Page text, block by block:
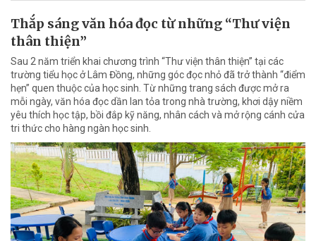
Thắp sáng văn hóa đọc từ những “Thư viện
thân thiện”
Sau 2 năm triển khai chương trình “Thư viện thân thiện” tại các
trường tiểu học ở Lâm Đồng, những góc đọc nhỏ đã trở thành “điểm
hẹn” quen thuộc của học sinh. Từ những trang sách được mở ra
mỗi ngày, văn hóa đọc dần lan tỏa trong nhà trường, khơi dậy niềm
yêu thích học tập, bồi đắp kỹ năng, nhân cách và mở rộng cánh cửa
tri thức cho hàng ngàn học sinh.